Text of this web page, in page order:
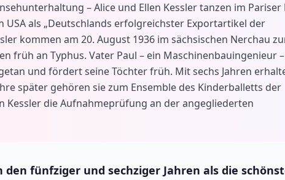
– Alice und Ellen Kessler tanzen im Pariser
als „Deutschlands erfolgreichster Exportartikel der
kommen am 20. August 1936 im sächsischen Nerchau
früh an Typhus. Vater Paul – ein Maschinenbauingenieur
und fördert seine Töchter früh. Mit sechs Jahren
später gehören sie zum Ensemble des Kinderballetts der
Kessler die Aufnahmeprüfung an der angegliederten
fünfziger und sechziger Jahren als die